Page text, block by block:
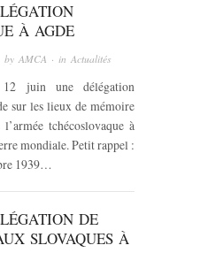
À AGDE
byAMCA · inActualités
juin une délégation
sur les lieux de mémoire
tchécoslovaque à
mondiale. Petit rappel :
1939…
DE
SLOVAQUES À